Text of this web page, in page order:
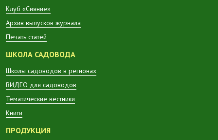
Клуб «Сияние»
Архив выпусков журнала
Печать статей
ШКОЛА САДОВОДА
Школы садоводов в регионах
ВИДЕО для садоводов
Тематические вестники
Книги
ПРОДУКЦИЯ